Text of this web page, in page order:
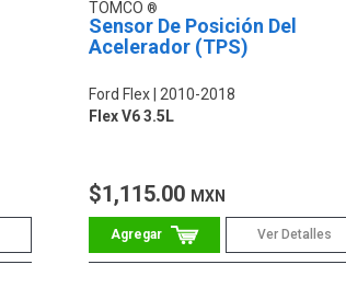
TOMCO
Sensor De Posición Del
Acelerador (TPS)
Ford Flex
2010-2018
Flex V6 3.5L
$1,115.00 MXN
Ver Detalles